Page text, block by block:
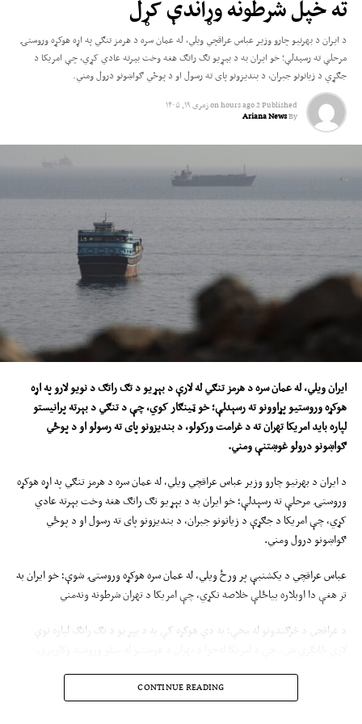
ته خپل شرطونه وړاندې کړل
د ایران د بهرنیو چارو وزیر عباس عراقچي ویلي، له عمان سره د هرمز تنګي په اړه هوکړه وروستۍ
مرحلې ته رسېدلې؛ خو ایران به د بېړیو تګ راتګ هغه وخت بېرته عادي کړي، چې امریکا د
جګړې د زیانونو جبران، د بندیزونو پای ته رسول او د پوځي ګواښونو درول ومني.
Published
2 hours ago
onزمری ۱۹, ۱۴۰۵
By
Ariana News
ایران ویلي، له عمان سره د هرمز تنګي له لارې د بېړیو د تګ راتګ د نویو لارو په اړه
هوکړه وروستیو پړاوونو ته رسېدلې؛ خو ټینګار کوي، چې د تنګي د بېرته پرانیستو
لپاره باید امریکا تهران ته د غرامت ورکولو، د بندیزونو پای ته رسولو او د پوځي
ګواښونو درولو غوښتنې ومني.
د ایران د بهرنیو چارو وزیر عباس عراقچي ویلي، له عمان سره د هرمز تنګي په اړه هوکړه
وروستۍ مرحلې ته رسېدلې؛ خو ایران به د بېړیو تګ راتګ هغه وخت بېرته عادي
کړي، چې امریکا د جګړې د زیانونو جبران، د بندیزونو پای ته رسول او د پوځي
ګواښونو درول ومني.
عباس عراقچي د یکشنبې پر ورځ ویلي، له عمان سره هوکړه وروستۍ شوې؛ خو ایران به
تر هغې دا اوبلاره بیاځلې خلاصه نکړي، چې امریکا د تهران شرطونه ونه‌مني
د عراقچي د څرګندونو له مخې؛ په دې هوکړه کې به د بېړیو د تګ راتګ لپاره نوې
عراقچي ویلي، ایران او امریکا اوس‌مهال مستقیمې خبرې نهلري او تهران به تر هغې له
واشنګټن سره مستقیمې خبرې پیل نه‌کړي، چې امریکا د جون لنډمهاله هوکړه نقضوي؛
CONTINUE READING